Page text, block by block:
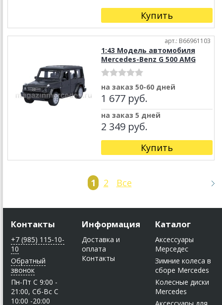
Купить
арт.: B66961103
1:43 Модель автомобиля
Mercedes-Benz G 500 AMG
на заказ 50-60 дней
1 677 руб.
на заказ 5 дней
2 349 руб.
Купить
1 2 Все
Контакты
+7 (985) 115-10-
10
Обратный
звонок
Пн-Пт C 9:00 -
21:00, Сб-Вс С
10:00 -20:00
Информация
Доставка и
оплата
Контакты
Каталог
Аксессуары
Мерседес
Зимние колеса в
сборе Mercedes
Колесные диски
Mercedes